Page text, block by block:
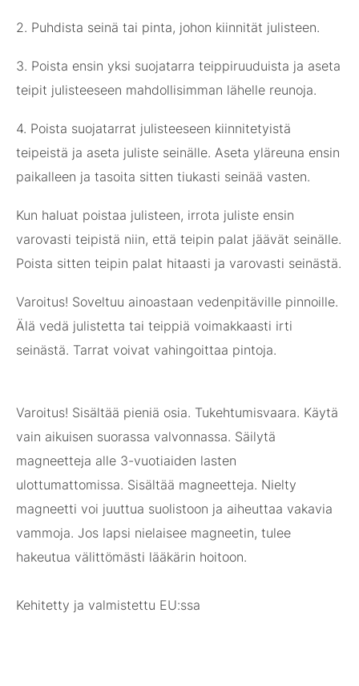
2. Puhdista seinä tai pinta, johon kiinnität julisteen.
3. Poista ensin yksi suojatarra teippiruuduista ja aseta
teipit julisteeseen mahdollisimman lähelle reunoja.
4. Poista suojatarrat julisteeseen kiinnitetyistä
teipeistä ja aseta juliste seinälle. Aseta yläreuna ensin
paikalleen ja tasoita sitten tiukasti seinää vasten.
Kun haluat poistaa julisteen, irrota juliste ensin
varovasti teipistä niin, että teipin palat jäävät seinälle.
Poista sitten teipin palat hitaasti ja varovasti seinästä.
Varoitus! Soveltuu ainoastaan vedenpitäville pinnoille.
Älä vedä julistetta tai teippiä voimakkaasti irti
seinästä. Tarrat voivat vahingoittaa pintoja.
Varoitus! Sisältää pieniä osia. Tukehtumisvaara. Käytä
vain aikuisen suorassa valvonnassa. Säilytä
magneetteja alle 3-vuotiaiden lasten
ulottumattomissa. Sisältää magneetteja. Nielty
magneetti voi juuttua suolistoon ja aiheuttaa vakavia
vammoja. Jos lapsi nielaisee magneetin, tulee
hakeutua välittömästi lääkärin hoitoon.
Kehitetty ja valmistettu EU:ssa